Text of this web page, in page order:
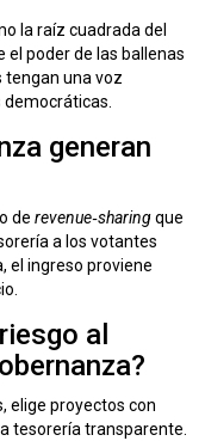
la raíz cuadrada del
el poder de las ballenas
tengan una voz
generan
de revenue‑sharingque
a los votantes
el ingreso proviene
al
elige proyectos con
tesorería transparente.